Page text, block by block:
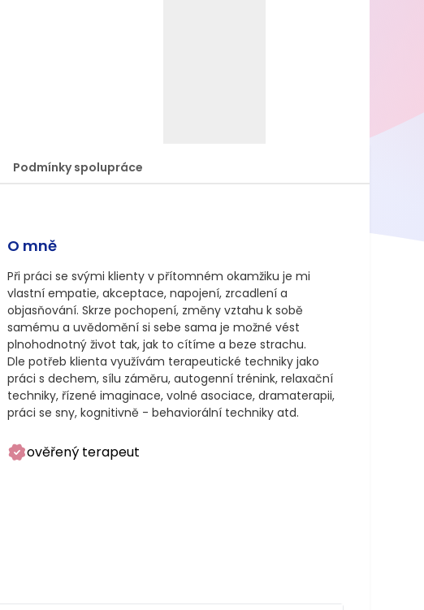
Podmínky spolupráce
O mně
Při práci se svými klienty v přítomném okamžiku je mi
vlastní empatie, akceptace, napojení, zrcadlení a
objasňování. Skrze pochopení, změny vztahu k sobě
samému a uvědomění si sebe sama je možné vést
plnohodnotný život tak, jak to cítíme a beze strachu.
Dle potřeb klienta využívám terapeutické techniky jako
práci s dechem, sílu záměru, autogenní trénink, relaxační
techniky, řízené imaginace, volné asociace, dramaterapii,
práci se sny, kognitivně - behaviorální techniky atd.
ověřený terapeut